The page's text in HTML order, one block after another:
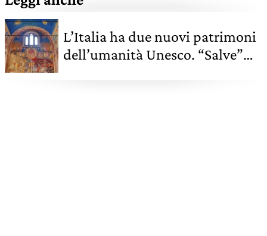
L’Italia ha due nuovi patrimoni
dell’umanità Unesco. “Salve”